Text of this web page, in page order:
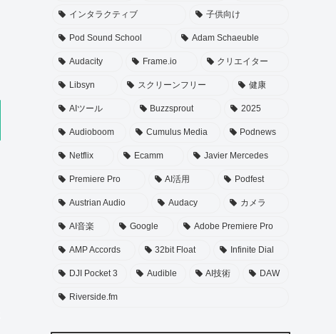
インタラクティブ 子供向け
Pod Sound School Adam Schaeuble
Audacity Frame.io クリエイター
Libsyn スクリーンフリー 健康
AIツール Buzzsprout 2025
Audioboom Cumulus Media Podnews
Netflix Ecamm Javier Mercedes
Premiere Pro AI活用 Podfest
Austrian Audio Audacy カメラ
AI音楽 Google Adobe Premiere Pro
AMP Accords 32bit Float Infinite Dial
DJI Pocket 3 Audible AI技術 DAW
Riverside.fm